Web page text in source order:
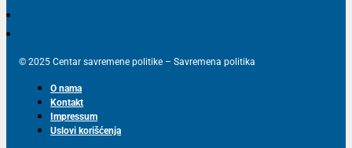
© 2025 Centar savremene politike – Savremena politika
O nama
Kontakt
Impressum
Uslovi korišćenja